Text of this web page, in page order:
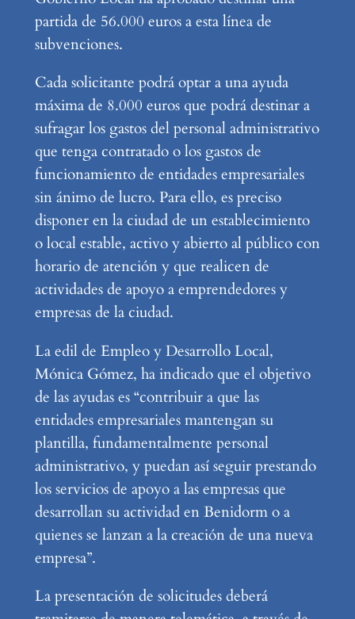
partida de 56.000 euros a esta línea de
subvenciones.
Cada solicitante podrá optar a una ayuda
máxima de 8.000 euros que podrá destinar a
sufragar los gastos del personal administrativo
que tenga contratado o los gastos de
funcionamiento de entidades empresariales
sin ánimo de lucro. Para ello, es preciso
disponer en la ciudad de un establecimiento
o local estable, activo y abierto al público con
horario de atención y que realicen de
actividades de apoyo a emprendedores y
empresas de la ciudad.
La edil de Empleo y Desarrollo Local,
Mónica Gómez, ha indicado que el objetivo
de las ayudas es “contribuir a que las
entidades empresariales mantengan su
plantilla, fundamentalmente personal
administrativo, y puedan así seguir prestando
los servicios de apoyo a las empresas que
desarrollan su actividad en Benidorm o a
quienes se lanzan a la creación de una nueva
empresa”.
La presentación de solicitudes deberá